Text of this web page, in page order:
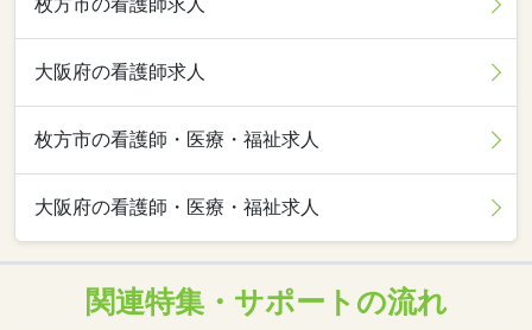
枚方市の看護師求人
大阪府の看護師求人
枚方市の看護師・医療・福祉求人
大阪府の看護師・医療・福祉求人
関連特集・サポートの流れ